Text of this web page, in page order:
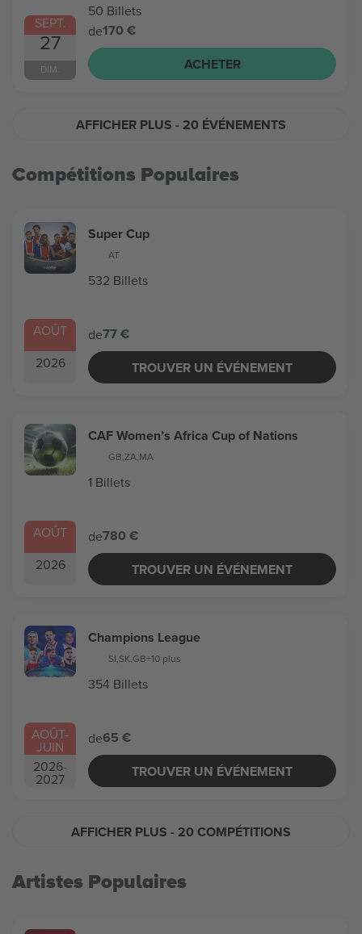
SEPT.
27
DIM.
50 Billets
de170 €
ACHETER
AFFICHER PLUS - 20 ÉVÉNEMENTS
Compétitions Populaires
AOÛT
2026
Super Cup
AT
532 Billets
de77 €
TROUVER UN ÉVÉNEMENT
AOÛT
2026
CAF Women’s Africa Cup of Nations
GB,ZA,MA
1 Billets
de780 €
TROUVER UN ÉVÉNEMENT
AOÛT-
JUIN
2026-
2027
Champions League
SI,SK,GB+10 plus
354 Billets
de65 €
TROUVER UN ÉVÉNEMENT
AFFICHER PLUS - 20 COMPÉTITIONS
Artistes Populaires